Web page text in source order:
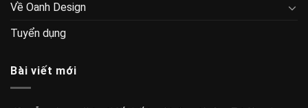
Về Oanh Design
Tuyển dụng
Bài viết mới